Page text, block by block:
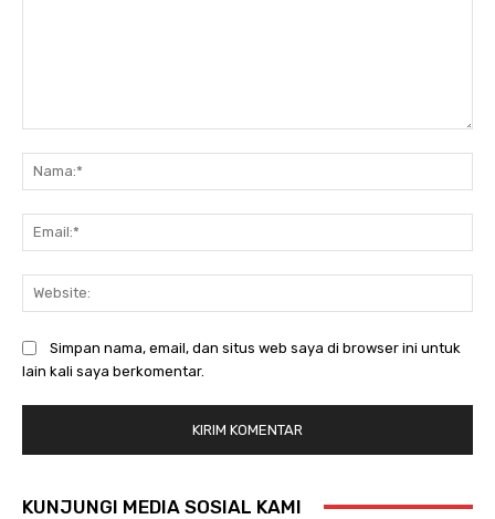
Simpan nama, email, dan situs web saya di browser ini untuk
lain kali saya berkomentar.
KUNJUNGI MEDIA SOSIAL KAMI